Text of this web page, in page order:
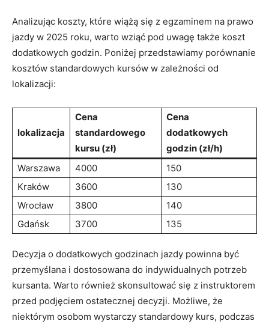
Analizując koszty, które wiążą się z egzaminem na prawo
‌jazdy w 2025 roku, warto wziąć pod uwagę także koszt
dodatkowych godzin. Poniżej przedstawiamy porównanie
kosztów standardowych kursów w zależności od
lokalizacji:
lokalizacja
Cena
standardowego
kursu ​(zł)
Cena
dodatkowych
godzin (zł/h)
Warszawa
4000
150
Kraków
3600
130
Wrocław
3800
140
Gdańsk
3700 135
Decyzja ‌o dodatkowych godzinach jazdy⁤ powinna być
przemyślana‌ i ‌dostosowana do indywidualnych potrzeb
kursanta. Warto również skonsultować się ‍z instruktorem
przed podjęciem ostatecznej decyzji. Możliwe, że
niektórym osobom wystarczy standardowy kurs, podczas